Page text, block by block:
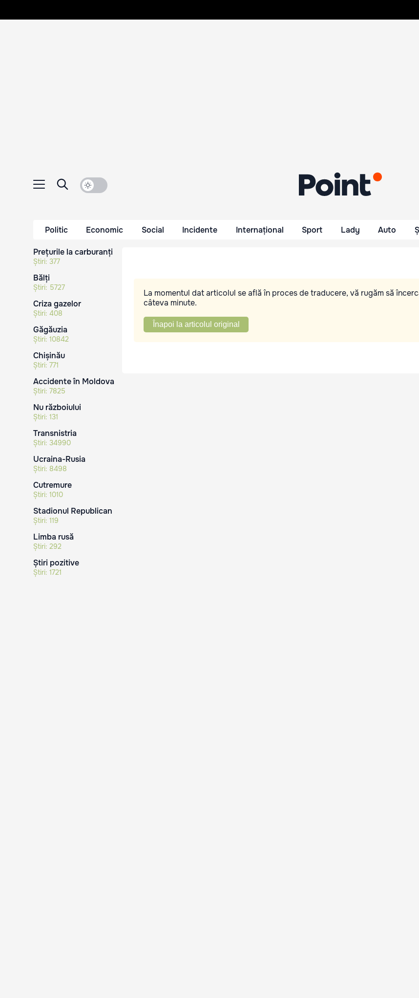
Politic Economic Social Incidente Internațional Sport Lady Auto
Prețurile la carburanți
Știri: 377
Bălți
Știri: 5727
Criza gazelor
Știri: 408
Găgăuzia
Știri: 10842
Chișinău
Știri: 771
Accidente în Moldova
Știri: 7825
Nu războiului
Știri: 131
Transnistria
Știri: 34990
Ucraina-Rusia
Știri: 8498
Cutremure
Știri: 1010
Stadionul Republican
Știri: 119
Limba rusă
Știri: 292
Știri pozitive
Știri: 1721
La momentul dat articolul se află în proces de traducere, vă rugăm să
câteva minute.
Înapoi la articolul original